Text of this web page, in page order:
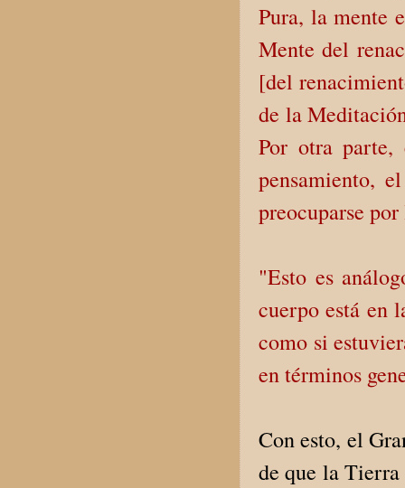
Pura, la mente
Mente del
[del
de la
Por otra
pensamiento,
preocuparse
"Esto es
cuerpo está en
como si
en términos
Con esto, el
de que la